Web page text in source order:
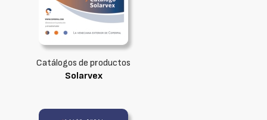
Catálogos de productos
Solarvex